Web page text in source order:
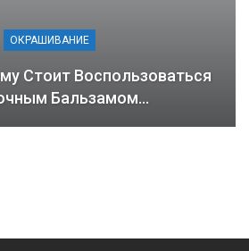
ОКРАШИВАНИЕ
Стоит Воспользоваться
Бальзамом…